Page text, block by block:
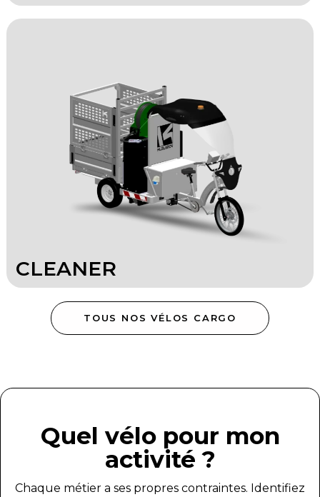
CLEANER
TOUS NOS VÉLOS CARGO
Quel vélo pour mon
activité ?
Chaque métier a ses propres contraintes. Identifiez